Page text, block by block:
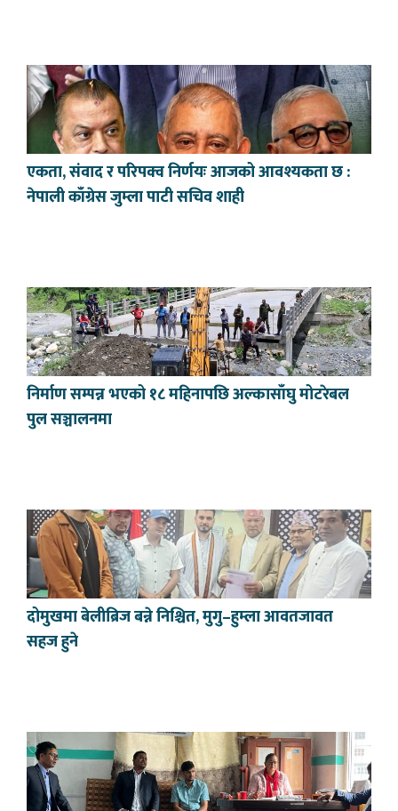
एकता, संवाद र परिपक्व निर्णयः आजको आवश्यकता छ :
नेपाली काँग्रेस जुम्ला पाटी सचिव शाही
निर्माण सम्पन्न भएको १८ महिनापछि अल्कासाँघु मोटरेबल
पुल सञ्चालनमा
दोमुखमा बेलीब्रिज बन्ने निश्चित, मुगु–हुम्ला आवतजावत
सहज हुने